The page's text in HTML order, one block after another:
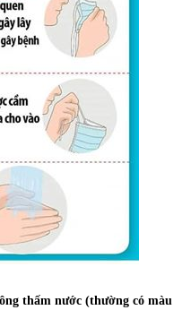
thấm nước (thường có màu